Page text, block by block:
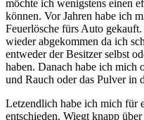
möchte ich wenigstens einen
können. Vor Jahren habe ich
Feuerlösche fürs Auto
wieder abgekommen da ich
entweder der Besitzer selbst
haben. Danach habe ich mich
und Rauch oder das Pulver in
Letzendlich habe ich mich für
entschieden. Wiegt knapp